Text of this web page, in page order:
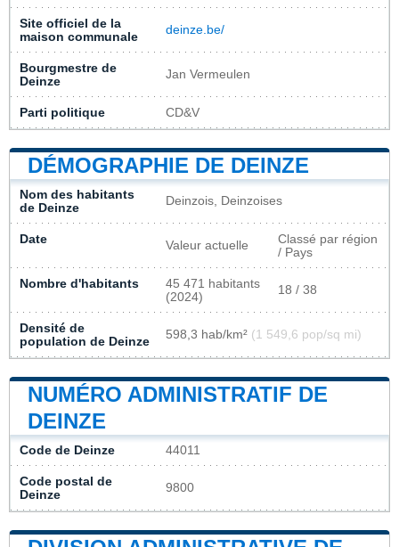
Site officiel de la
maison communale
deinze.be/
Bourgmestre de
Deinze
Jan Vermeulen
Parti politique CD&V
DÉMOGRAPHIE DE DEINZE
Nom des habitants
de Deinze
Deinzois, Deinzoises
Date Valeur actuelle
Classé par région
/ Pays
Nombre d'habitants
45 471 habitants
(2024)
18 / 38
Densité de
population de Deinze
598,3 hab/km² (1 549,6 pop/sq mi)
NUMÉRO ADMINISTRATIF DE
DEINZE
Code de Deinze 44011
Code postal de
Deinze
9800